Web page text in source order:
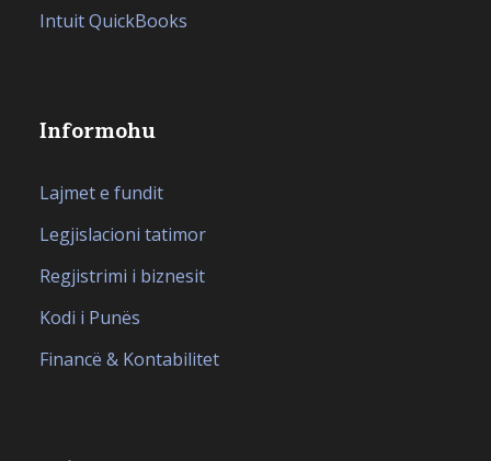
Intuit QuickBooks
Informohu
Lajmet e fundit
Legjislacioni tatimor
Regjistrimi i biznesit
Kodi i Punës
Financë & Kontabilitet